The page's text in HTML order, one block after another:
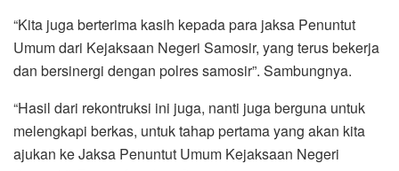
“Kita juga berterima kasih kepada para jaksa Penuntut
Umum dari Kejaksaan Negeri Samosir, yang terus bekerja
dan bersinergi dengan polres samosir”. Sambungnya.
“Hasil dari rekontruksi ini juga, nanti juga berguna untuk
melengkapi berkas, untuk tahap pertama yang akan kita
ajukan ke Jaksa Penuntut Umum Kejaksaan Negeri